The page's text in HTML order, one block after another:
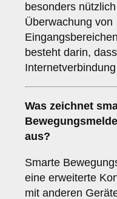
besonders
Überwachung von
besteht darin,
Was zeichnet
aus?
Smarte
eine erweiterte
mit anderen